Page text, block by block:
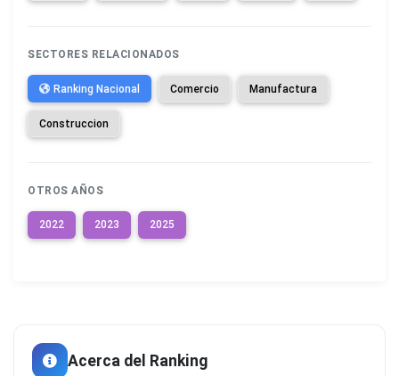
SECTORES RELACIONADOS
Ranking Nacional Comercio Manufactura
Construccion
OTROS AÑOS
2022 2023 2025
Acerca del Ranking